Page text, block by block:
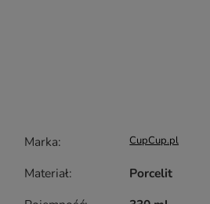
Marka CupCup.pl
Materiał
Porcelit